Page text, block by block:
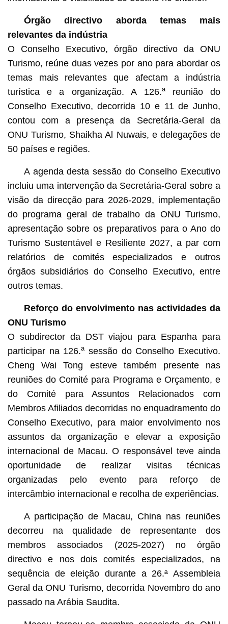
Órgão directivo aborda temas mais
relevantes da indústria
O Conselho Executivo, órgão directivo da ONU
Turismo, reúne duas vezes por ano para abordar os
temas mais relevantes que afectam a indústria
turística e a organização. A 126.areunião do
Conselho Executivo, decorrida 10 e 11 de Junho,
contou com a presença da Secretária-Geral da
ONU Turismo, Shaikha Al Nuwais, e delegações de
50 países e regiões.
A agenda desta sessão do Conselho Executivo
incluiu uma intervenção da Secretária-Geral sobre a
visão da direcção para 2026-2029, implementação
do programa geral de trabalho da ONU Turismo,
apresentação sobre os preparativos para o Ano do
Turismo Sustentável e Resiliente 2027, a par com
relatórios de comités especializados e outros
órgãos subsidiários do Conselho Executivo, entre
outros temas.
Reforço do envolvimento nas actividades da
ONU Turismo
O subdirector da DST viajou para Espanha para
participar na 126.asessão do Conselho Executivo.
Cheng Wai Tong esteve também presente nas
reuniões do Comité para Programa e Orçamento, e
do Comité para Assuntos Relacionados com
Membros Afiliados decorridas no enquadramento do
Conselho Executivo, para maior envolvimento nos
assuntos da organização e elevar a exposição
internacional de Macau. O responsável teve ainda
oportunidade de realizar visitas técnicas
organizadas pelo evento para reforço de
intercâmbio internacional e recolha de experiências.
A participação de Macau, China nas reuniões
decorreu na qualidade de representante dos
membros associados (2025-2027) no órgão
directivo e nos dois comités especializados, na
sequência de eleição durante a 26.ª Assembleia
Geral da ONU Turismo, decorrida Novembro do ano
passado na Arábia Saudita.